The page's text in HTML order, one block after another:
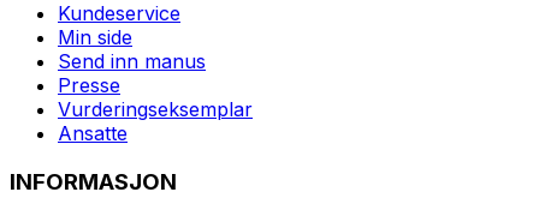
Kundeservice
Min side
Send inn manus
Presse
Vurderingseksemplar
Ansatte
INFORMASJON